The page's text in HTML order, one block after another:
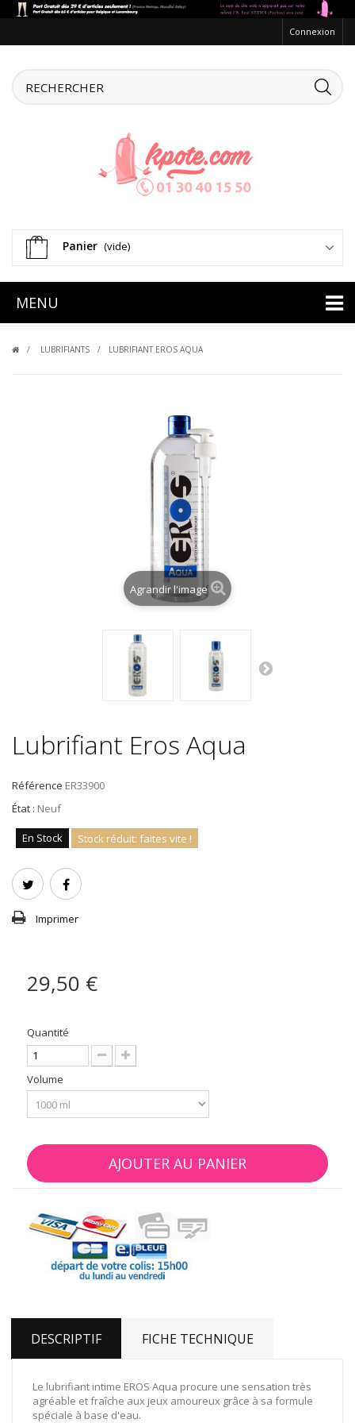
Connexion
Panier (vide)
MENU
LUBRIFIANTS LUBRIFIANT EROS AQUA
Agrandir l'image
Lubrifiant Eros Aqua
Référence ER33900
État : Neuf
En Stock Stock réduit: faites vite !
Imprimer
29,50 €
Quantité
Volume
AJOUTER AU PANIER
DESCRIPTIF FICHE TECHNIQUE
Le lubrifiant intime EROS Aqua procure une sensation très
agréable et fraîche aux jeux amoureux grâce à sa formule
spéciale à base d'eau.